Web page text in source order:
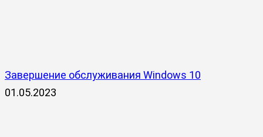
Завершение обслуживания Windows 10
01.05.2023